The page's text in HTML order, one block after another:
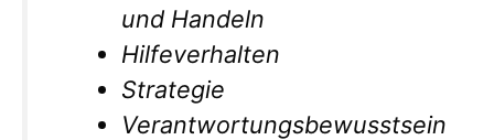
und Handeln
Hilfeverhalten
Strategie
Verantwortungsbewusstsein